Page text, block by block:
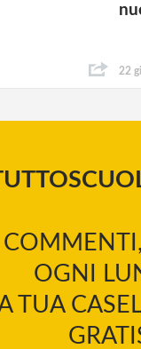
22
OGNI
TUA